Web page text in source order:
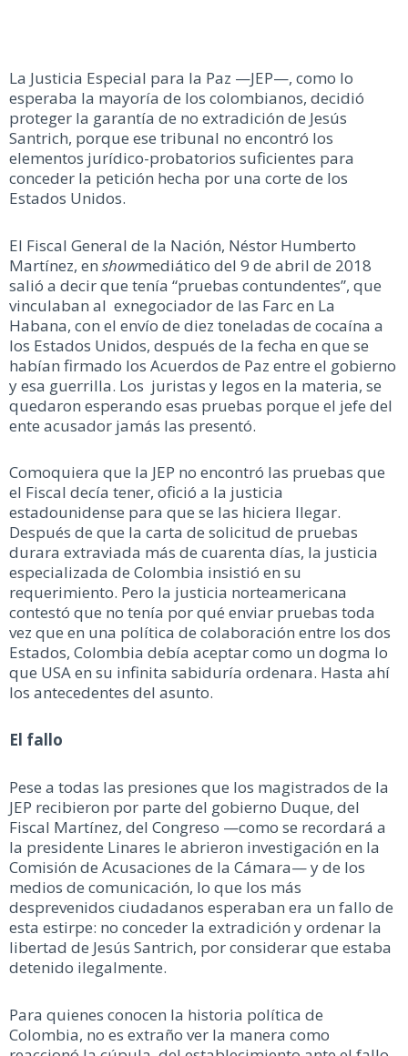
La Justicia Especial para la Paz —JEP—, como lo
esperaba la mayoría de los colombianos, decidió
proteger la garantía de no extradición de Jesús
Santrich, porque ese tribunal no encontró los
elementos jurídico-probatorios suficientes para
conceder la petición hecha por una corte de los
Estados Unidos.
El Fiscal General de la Nación, Néstor Humberto
Martínez, en showmediático del 9 de abril de 2018
salió a decir que tenía “pruebas contundentes”, que
vinculaban al exnegociador de las Farc en La
Habana, con el envío de diez toneladas de cocaína a
los Estados Unidos, después de la fecha en que se
habían firmado los Acuerdos de Paz entre el gobierno
y esa guerrilla. Los juristas y legos en la materia, se
quedaron esperando esas pruebas porque el jefe del
ente acusador jamás las presentó.
Comoquiera que la JEP no encontró las pruebas que
el Fiscal decía tener, ofició a la justicia
estadounidense para que se las hiciera llegar.
Después de que la carta de solicitud de pruebas
durara extraviada más de cuarenta días, la justicia
especializada de Colombia insistió en su
requerimiento. Pero la justicia norteamericana
contestó que no tenía por qué enviar pruebas toda
vez que en una política de colaboración entre los dos
Estados, Colombia debía aceptar como un dogma lo
que USA en su infinita sabiduría ordenara. Hasta ahí
los antecedentes del asunto.
El fallo
Pese a todas las presiones que los magistrados de la
JEP recibieron por parte del gobierno Duque, del
Fiscal Martínez, del Congreso —como se recordará a
la presidente Linares le abrieron investigación en la
Comisión de Acusaciones de la Cámara— y de los
medios de comunicación, lo que los más
desprevenidos ciudadanos esperaban era un fallo de
esta estirpe: no conceder la extradición y ordenar la
libertad de Jesús Santrich, por considerar que estaba
detenido ilegalmente.
Para quienes conocen la historia política de
Colombia, no es extraño ver la manera como